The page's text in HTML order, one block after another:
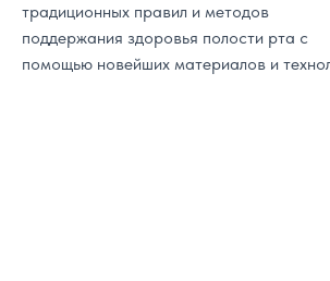
традиционных правил и методов
поддержания здоровья полости рта с
помощью новейших материалов и